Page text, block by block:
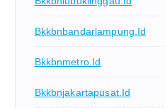
Bkkbnbandarlampung.id
Bkkbnmetro.id
Bkkbnjakartapusat.id